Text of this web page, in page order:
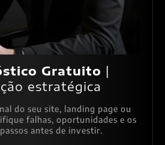
Gratuito |
estratégica
do seu site, landing page ou
falhas, oportunidades e os
antes de investir.